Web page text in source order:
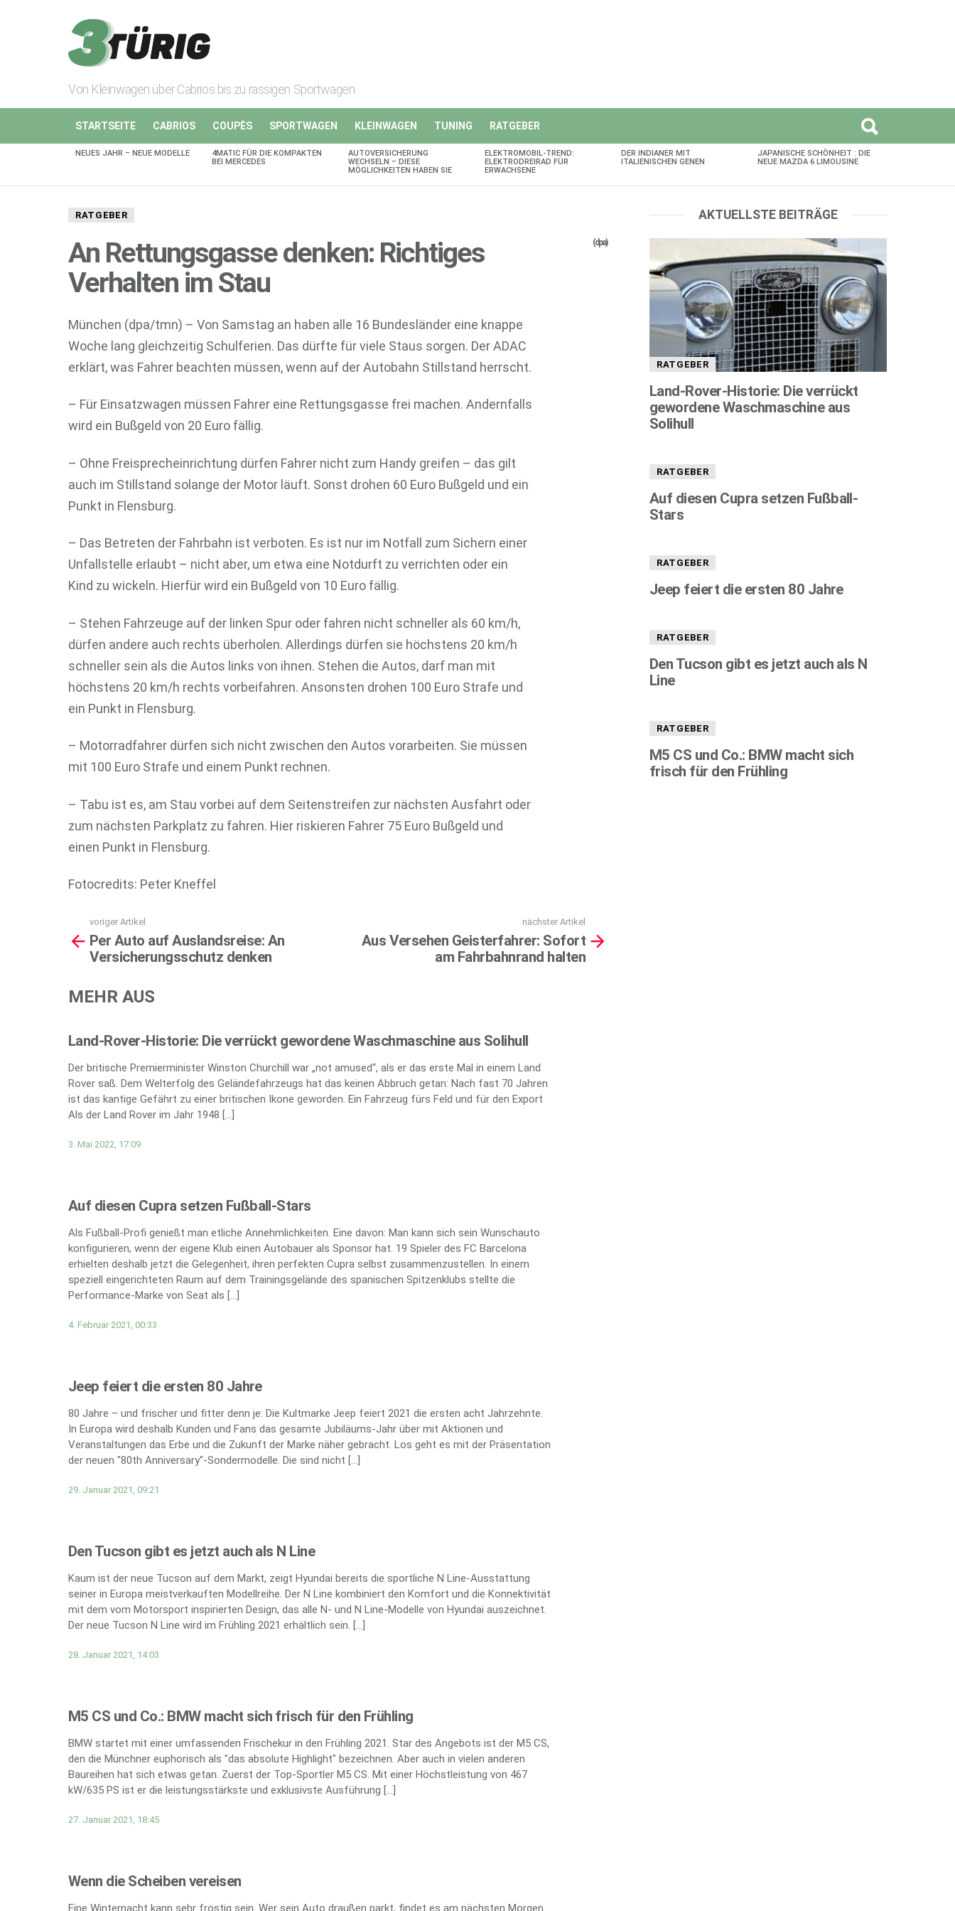
Von Kleinwagen über Cabrios bis zu rassigen Sportwagen
STARTSEITE CABRIOS COUPÈS SPORTWAGEN KLEINWAGEN TUNING RATGEBER
AKTUELLES
NEUES JAHR – NEUE MODELLE
4MATIC FÜR DIE KOMPAKTEN
BEI MERCEDES
AUTOVERSICHERUNG
WECHSELN – DIESE
MÖGLICHKEITEN HABEN SIE
ELEKTROMOBIL-TREND:
ELEKTRODREIRAD FÜR
ERWACHSENE
DER INDIANER MIT
ITALIENISCHEN GENEN
JAPANISCHE SCHÖNHEIT : DIE
NEUE MAZDA 6 LIMOUSINE
RATGEBER
An Rettungsgasse denken: Richtiges
Verhalten im Stau
(dpa)
München (dpa/tmn) – Von Samstag an haben alle 16 Bundesländer eine knappe
Woche lang gleichzeitig Schulferien. Das dürfte für viele Staus sorgen. Der ADAC
erklärt, was Fahrer beachten müssen, wenn auf der Autobahn Stillstand herrscht.
– Für Einsatzwagen müssen Fahrer eine Rettungsgasse frei machen. Andernfalls
wird ein Bußgeld von 20 Euro fällig.
– Ohne Freisprecheinrichtung dürfen Fahrer nicht zum Handy greifen – das gilt
auch im Stillstand solange der Motor läuft. Sonst drohen 60 Euro Bußgeld und ein
Punkt in Flensburg.
– Das Betreten der Fahrbahn ist verboten. Es ist nur im Notfall zum Sichern einer
Unfallstelle erlaubt – nicht aber, um etwa eine Notdurft zu verrichten oder ein
Kind zu wickeln. Hierfür wird ein Bußgeld von 10 Euro fällig.
– Stehen Fahrzeuge auf der linken Spur oder fahren nicht schneller als 60 km/h,
dürfen andere auch rechts überholen. Allerdings dürfen sie höchstens 20 km/h
schneller sein als die Autos links von ihnen. Stehen die Autos, darf man mit
höchstens 20 km/h rechts vorbeifahren. Ansonsten drohen 100 Euro Strafe und
ein Punkt in Flensburg.
– Motorradfahrer dürfen sich nicht zwischen den Autos vorarbeiten. Sie müssen
mit 100 Euro Strafe und einem Punkt rechnen.
– Tabu ist es, am Stau vorbei auf dem Seitenstreifen zur nächsten Ausfahrt oder
zum nächsten Parkplatz zu fahren. Hier riskieren Fahrer 75 Euro Bußgeld und
einen Punkt in Flensburg.
Fotocredits: Peter Kneffel
more
voriger Artikel
Per Auto auf Auslandsreise: An
Versicherungsschutz denken
nächster Artikel
Aus Versehen Geisterfahrer: Sofort
am Fahrbahnrand halten
MEHR AUS
Land-Rover-Historie: Die verrückt gewordene Waschmaschine aus Solihull
Der britische Premierminister Winston Churchill war „not amused“, als er das erste Mal in einem Land
Rover saß. Dem Welterfolg des Geländefahrzeugs hat das keinen Abbruch getan: Nach fast 70 Jahren
ist das kantige Gefährt zu einer britischen Ikone geworden. Ein Fahrzeug fürs Feld und für den Export
Als der Land Rover im Jahr 1948 […]
3. Mai 2022, 17:09
Auf diesen Cupra setzen Fußball-Stars
Als Fußball-Profi genießt man etliche Annehmlichkeiten. Eine davon: Man kann sich sein Wunschauto
konfigurieren, wenn der eigene Klub einen Autobauer als Sponsor hat. 19 Spieler des FC Barcelona
erhielten deshalb jetzt die Gelegenheit, ihren perfekten Cupra selbst zusammenzustellen. In einem
speziell eingerichteten Raum auf dem Trainingsgelände des spanischen Spitzenklubs stellte die
Performance-Marke von Seat als […]
4. Februar 2021, 00:33
Jeep feiert die ersten 80 Jahre
80 Jahre – und frischer und fitter denn je: Die Kultmarke Jeep feiert 2021 die ersten acht Jahrzehnte.
In Europa wird deshalb Kunden und Fans das gesamte Jubiläums-Jahr über mit Aktionen und
Veranstaltungen das Erbe und die Zukunft der Marke näher gebracht. Los geht es mit der Präsentation
der neuen "80th Anniversary"-Sondermodelle. Die sind nicht […]
29. Januar 2021, 09:21
Den Tucson gibt es jetzt auch als N Line
Kaum ist der neue Tucson auf dem Markt, zeigt Hyundai bereits die sportliche N Line-Ausstattung
seiner in Europa meistverkauften Modellreihe. Der N Line kombiniert den Komfort und die Konnektivität
mit dem vom Motorsport inspirierten Design, das alle N- und N Line-Modelle von Hyundai auszeichnet.
Der neue Tucson N Line wird im Frühling 2021 erhältlich sein. […]
28. Januar 2021, 14:03
M5 CS und Co.: BMW macht sich frisch für den Frühling
BMW startet mit einer umfassenden Frischekur in den Frühling 2021. Star des Angebots ist der M5 CS,
den die Münchner euphorisch als "das absolute Highlight" bezeichnen. Aber auch in vielen anderen
Baureihen hat sich etwas getan. Zuerst der Top-Sportler M5 CS. Mit einer Höchstleistung von 467
kW/635 PS ist er die leistungsstärkste und exklusivste Ausführung […]
27. Januar 2021, 18:45
Wenn die Scheiben vereisen
Eine Winternacht kann sehr frostig sein. Wer sein Auto draußen parkt, findet es am nächsten Morgen
AKTUELLSTE BEITRÄGE
RATGEBER
Land-Rover-Historie: Die verrückt
gewordene Waschmaschine aus
Solihull
RATGEBER
Auf diesen Cupra setzen Fußball-
Stars
RATGEBER
Jeep feiert die ersten 80 Jahre
RATGEBER
Den Tucson gibt es jetzt auch als N
Line
RATGEBER
M5 CS und Co.: BMW macht sich
frisch für den Frühling